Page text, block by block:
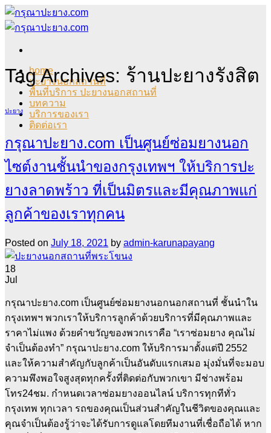
Skip
to
content
home
ปะยางนอกสถานที่
พื้นที่บริการ ปะยางนอกสถานที่
บทความ
บริการของเรา
ติดต่อเรา
Tag Archives: ร้านปะยางรังสิต
ปะยาง
กรุณาปะยาง.com เป็นศูนย์ซ่อมยางนอก
ไซต์งานชั้นนำของกรุงเทพฯ ให้บริการปะ
ยางลาดพร้าว ที่เป็นมิตรและมีคุณภาพแก่
ลูกค้าของเราทุกคน
Posted on July 18, 2021 by admin-karunapayang
18
Jul
กรุณาปะยาง.com เป็นศูนย์ซ่อมยางนอกนอกสถานที่ ชั้นนำใน
กรุงเทพฯ พวกเราให้บริการลูกค้าด้วยบริการที่มีคุณภาพและ
ราคาไม่แพง ด้วยคำขวัญของพวกเราคือ “เราซ่อมยาง คุณไม่
จำเป็นต้องทำ” กรุณาปะยาง.com ให้บริการมาตั้งแต่ปี 2552
และให้ความสำคัญกับลูกค้าเป็นอันดับแรกเสมอ มุ่งมั่นที่จะมอบ
ความพึงพอใจสูงสุดทุกครั้งที่ติดต่อกับพวกเขา มีช่างพร้อม
โทร24ชม. กำหนดเวลาซ่อมยางออนไลน์ บริการทุกทีทั่ว
กรุงเทพ ทุกเวลา รถของคุณเป็นส่วนสำคัญในชีวิตของคุณและ
คุณจำเป็นต้องรู้ว่าจะได้รับการดูแลโดยทีมงานที่เชื่อถือได้ หาก